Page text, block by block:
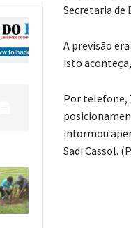
Secretaria de
A previsão
isto
Por telefone,
informou
Sadi Cassol.